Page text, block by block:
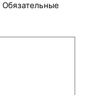
Обязательные